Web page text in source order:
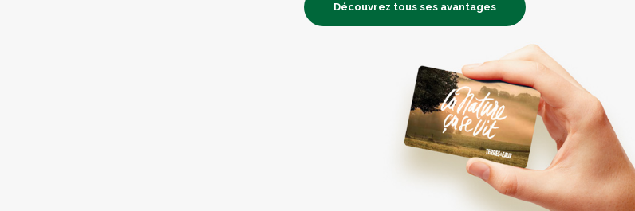
Découvrez tous ses avantages